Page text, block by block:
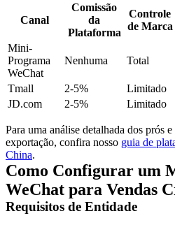
Canal
Comissão
da
Plataforma
Controle
de Marca
Mini-
Programa
WeChat
Nenhuma Total
Tmall 2-5% Limitado
JD.com
2-5% Limitado
Para uma análise detalhada dos prós
exportação, confira nosso guia de
China.
Como Configurar um
WeChat para Vendas
Requisitos de Entidade